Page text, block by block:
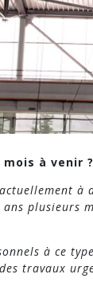
à venir ?
plusieurs
à ce
travaux